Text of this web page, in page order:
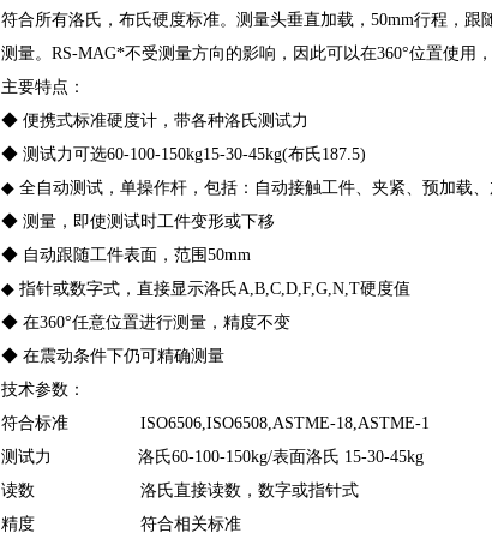
符合所有洛氏，布氏硬度标准。测量头垂直加载，50mm行程，
测量。RS-MAG*不受测量方向的影响，因此可以在360°位置使用
主要特点：
◆ 便携式标准硬度计，带各种洛氏测试力
◆ 测试力可选60-100-150kg15-30-45kg(布氏187.5)
◆ 全自动测试，单操作杆，包括：自动接触工件、夹紧、预加载
◆ 测量，即使测试时工件变形或下移
◆ 自动跟随工件表面，范围50mm
◆ 指针或数字式，直接显示洛氏A,B,C,D,F,G,N,T硬度值
◆ 在360°任意位置进行测量，精度不变
◆ 在震动条件下仍可精确测量
技术参数：
符合标准 ISO6506,ISO6508,ASTME-18,ASTME-1
测试力 洛氏60-100-150kg/表面洛氏 15-30-45kg
读数 洛氏直接读数，数字或指针式
精度 符合相关标准